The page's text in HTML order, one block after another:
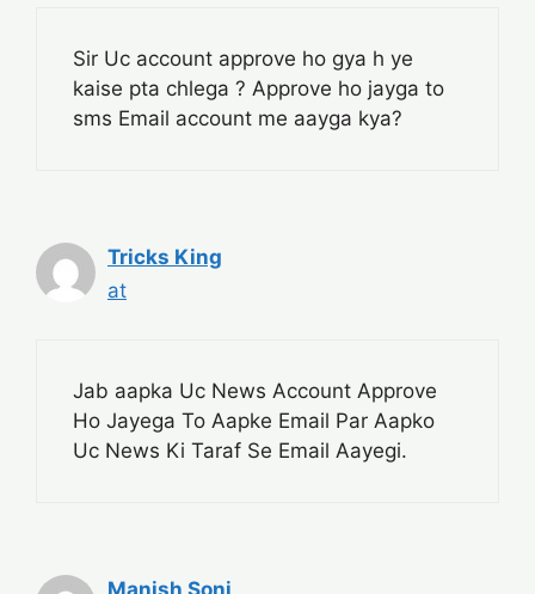
Sir Uc account approve ho gya h ye
kaise pta chlega ? Approve ho jayga to
sms Email account me aayga kya?
Tricks King
at
Jab aapka Uc News Account Approve
Ho Jayega To Aapke Email Par Aapko
Uc News Ki Taraf Se Email Aayegi.
Manish Soni